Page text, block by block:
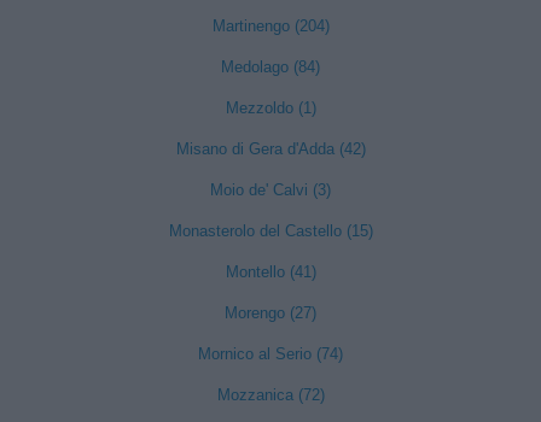
Martinengo (204)
Medolago (84)
Mezzoldo (1)
Misano di Gera d'Adda (42)
Moio de' Calvi (3)
Monasterolo del Castello (15)
Montello (41)
Morengo (27)
Mornico al Serio (74)
Mozzanica (72)